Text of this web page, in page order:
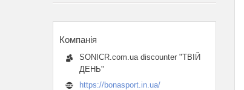
SONICR.com.ua discounter "ТВІЙ
ДЕНЬ"
https://bonasport.in.ua/